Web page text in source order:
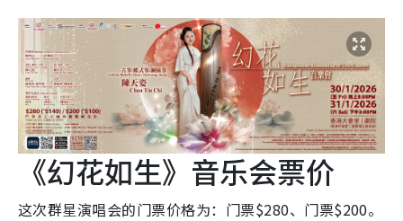
《幻花如生》音乐会票价
这次群星演唱会的门票价格为：门票$280、门票$200。